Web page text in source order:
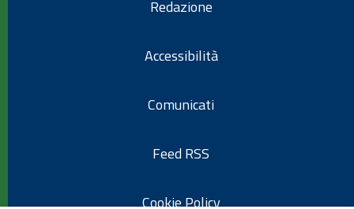
Redazione
Accessibilità
Comunicati
Feed RSS
Cookie Policy